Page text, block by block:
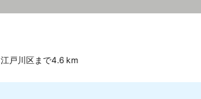
江戸川区まで4.6 km